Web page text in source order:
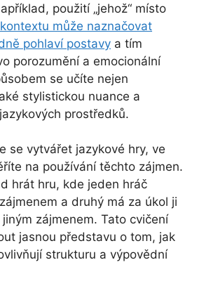
použití „jehož“ místo
může naznačovat
pohlaví postavy a tím
porozumění a emocionální
se učíte nejen
stylistickou nuance a
prostředků.
se vytvářet jazykové hry, ve
na používání těchto zájmen.
hrát hru, kde jeden hráč
a druhý má za úkol ji
zájmenem. Tato cvičení
jasnou představu o tom, jak
strukturu a výpovědní